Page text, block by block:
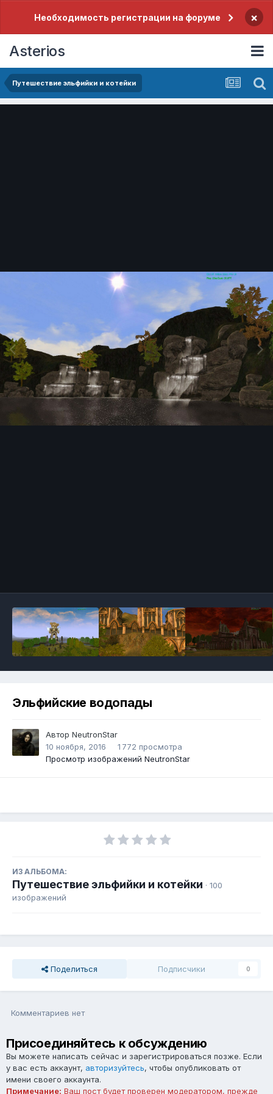
Необходимость регистрации на форуме ×
Asterios
Путешествие эльфийки и котейки
Эльфийские водопады
Автор NeutronStar
10 ноября, 2016
1 772 просмотра
Просмотр изображений NeutronStar
ИЗ АЛЬБОМА:
Путешествие эльфийки и котейки · 100
изображений
Поделиться Подписчики 0
Комментариев нет
Присоединяйтесь к обсуждению
Вы можете написать сейчас и зарегистрироваться позже. Если
у вас есть аккаунт, авторизуйтесь, чтобы опубликовать от
имени своего аккаунта.
Примечание: Ваш пост будет проверен модератором, прежде